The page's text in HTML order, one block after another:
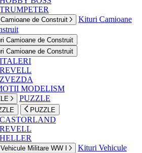
TRUMPETER
de Construit
Kituri Camioane
Camioane de Construit
Camioane de Construit
ITALERI
REVELL
ZVEZDA
MODELISM
PUZZLE
PUZZLE
CASTORLAND
REVELL
HELLER
Militare WW I
Kituri Vehicule